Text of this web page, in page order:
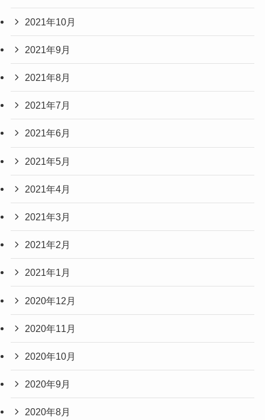
2021年10月
2021年9月
2021年8月
2021年7月
2021年6月
2021年5月
2021年4月
2021年3月
2021年2月
2021年1月
2020年12月
2020年11月
2020年10月
2020年9月
2020年8月